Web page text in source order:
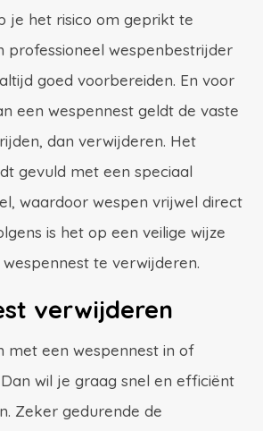
je het risico om geprikt te
professioneel wespenbestrijder
goed voorbereiden. En voor
een wespennest geldt de vaste
dan verwijderen. Het
gevuld met een speciaal
waardoor wespen vrijwel direct
is het op een veilige wijze
te verwijderen.
verwijderen
met een wespennest in of
wil je graag snel en efficiënt
Zeker gedurende de